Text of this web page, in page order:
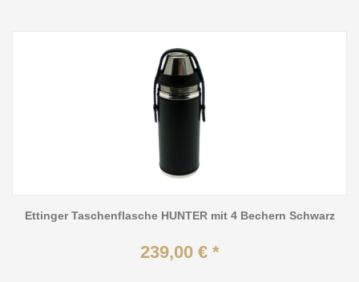
Ettinger Taschenflasche HUNTER mit 4 Bechern Schwarz
239,00 € *